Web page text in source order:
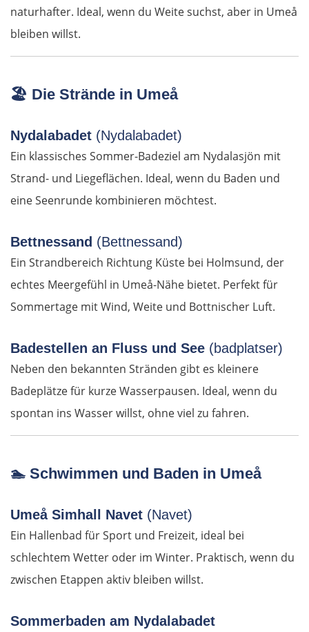
naturhafter. Ideal, wenn du Weite suchst, aber in Umeå
bleiben willst.
🏖️ Die Strände in Umeå
Nydalabadet (Nydalabadet)
Ein klassisches Sommer-Badeziel am Nydalasjön mit
Strand- und Liegeflächen. Ideal, wenn du Baden und
eine Seenrunde kombinieren möchtest.
Bettnessand (Bettnessand)
Ein Strandbereich Richtung Küste bei Holmsund, der
echtes Meergefühl in Umeå-Nähe bietet. Perfekt für
Sommertage mit Wind, Weite und Bottnischer Luft.
Badestellen an Fluss und See (badplatser)
Neben den bekannten Stränden gibt es kleinere
Badeplätze für kurze Wasserpausen. Ideal, wenn du
spontan ins Wasser willst, ohne viel zu fahren.
🏊 Schwimmen und Baden in Umeå
Umeå Simhall Navet (Navet)
Ein Hallenbad für Sport und Freizeit, ideal bei
schlechtem Wetter oder im Winter. Praktisch, wenn du
zwischen Etappen aktiv bleiben willst.
Sommerbaden am Nydalabadet
Spanien Süd
Solsona
Manresa
Barcelona
Reus
Amposta
Castelló de la Plana
Valencia
Dénia
Alicante
Motril
Málaga